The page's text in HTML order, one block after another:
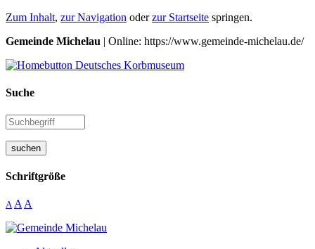
Zum Inhalt, zur Navigation oderzur Startseite springen.
Gemeinde Michelau | Online: https://www.gemeinde-michelau.de/
Suche
suchen
Schriftgröße
A A A